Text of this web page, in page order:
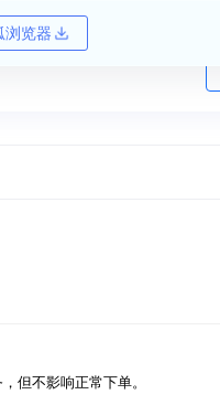
浏览器
但不影响正常下单。